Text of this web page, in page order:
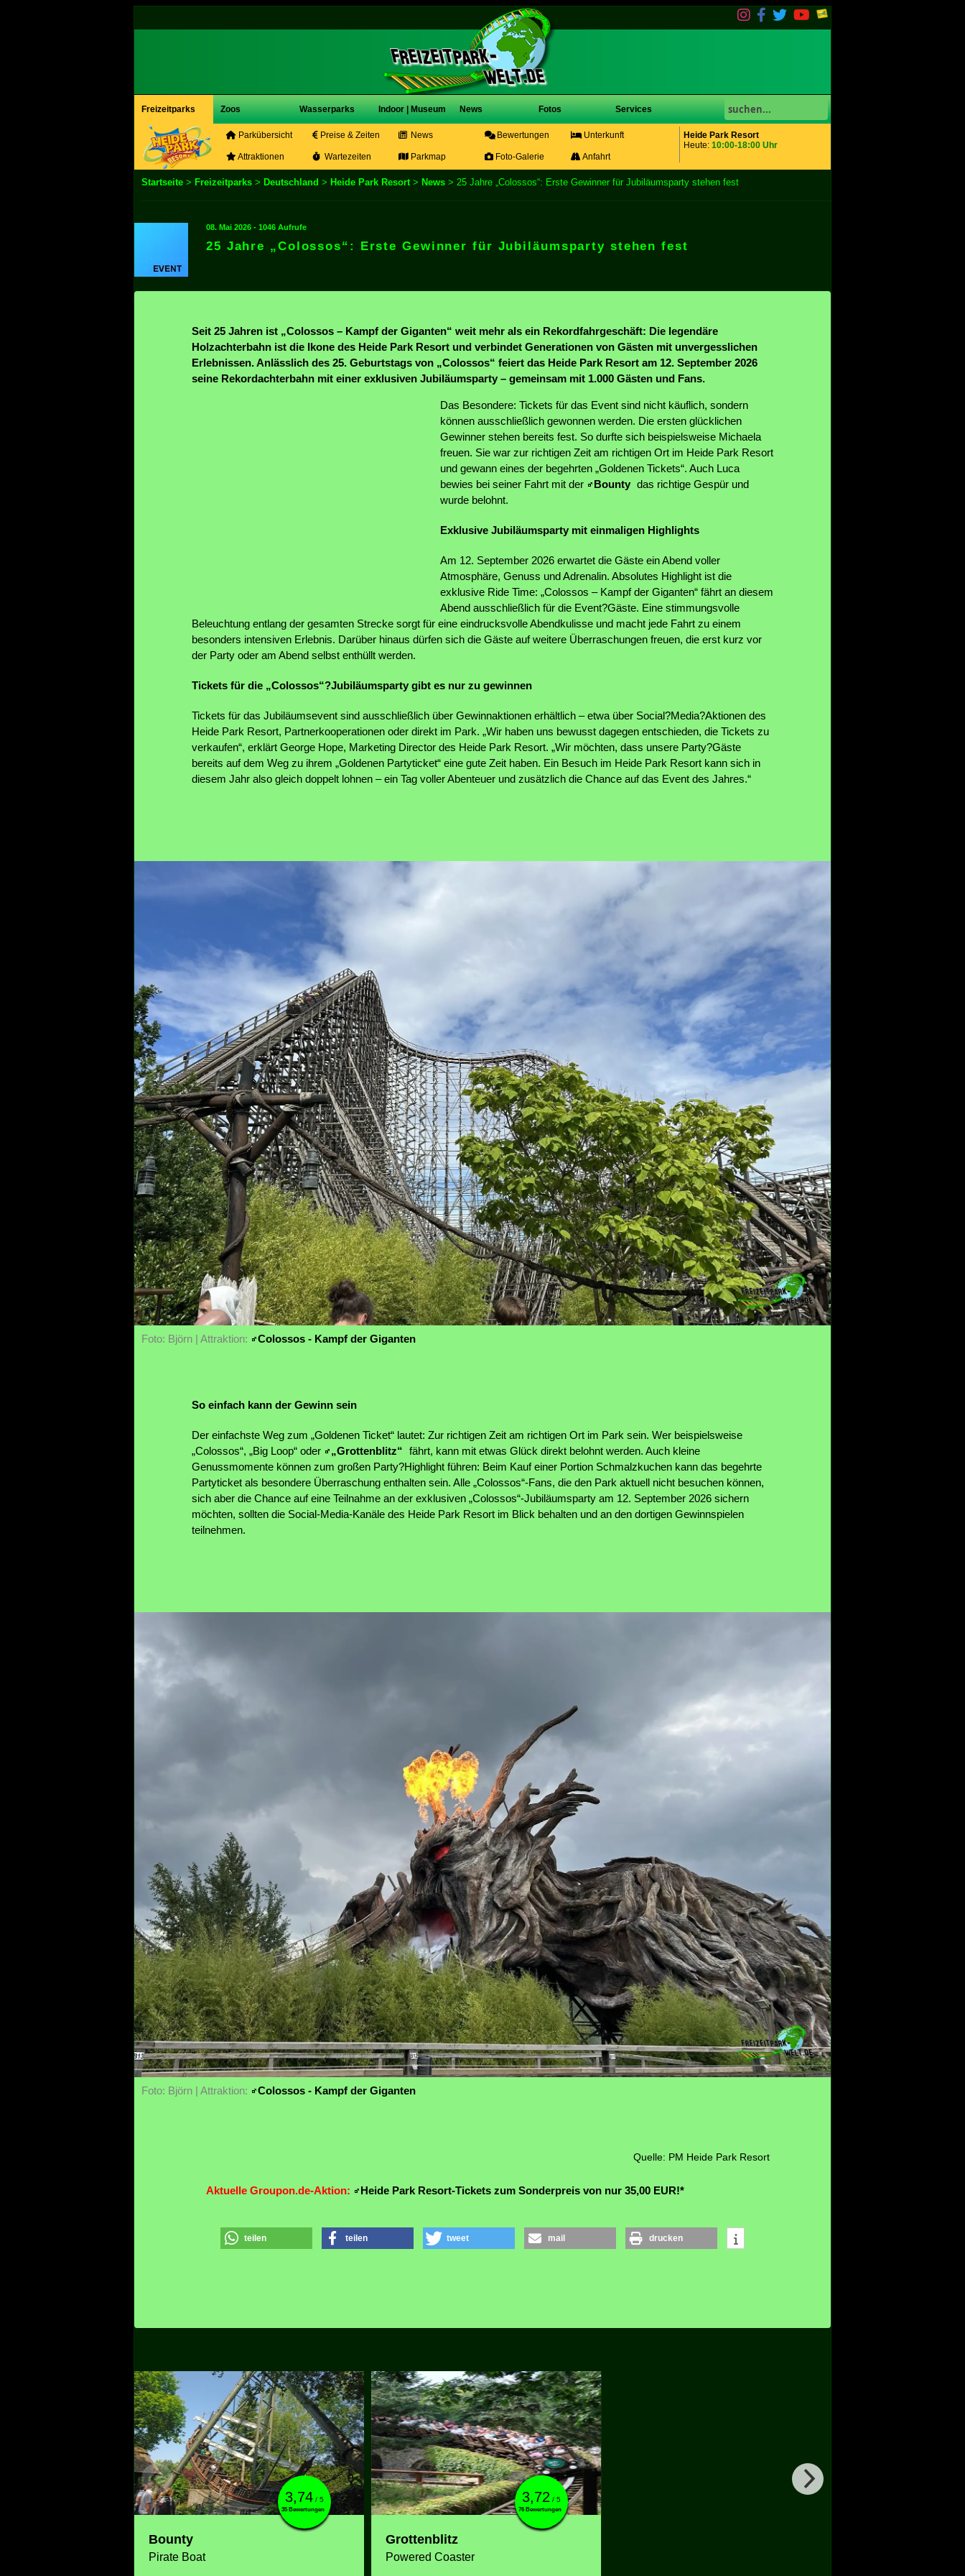
Freizeitparks Zoos Wasserparks Indoor | Museum News Fotos Services
Heide Park Resort
Heute: 10:00-18:00 Uhr
Parkübersicht Preise & Zeiten News Bewertungen Unterkunft
Attraktionen Wartezeiten Parkmap Foto-Galerie Anfahrt
Startseite > Freizeitparks > Deutschland > Heide Park Resort> News > 25 Jahre „Colossos“: Erste Gewinner für Jubiläumsparty stehen fest
08. Mai 2026 - 1046 Aufrufe
25 Jahre „Colossos“: Erste Gewinner für Jubiläumsparty stehen fest
Seit 25 Jahren ist „Colossos – Kampf der Giganten“ weit mehr als ein Rekordfahrgeschäft: Die legendäre
Holzachterbahn ist die Ikone des Heide Park Resort und verbindet Generationen von Gästen mit unvergesslichen
Erlebnissen. Anlässlich des 25. Geburtstags von „Colossos“ feiert das Heide Park Resort am 12. September 2026
seine Rekordachterbahn mit einer exklusiven Jubiläumsparty – gemeinsam mit 1.000 Gästen und Fans.
Das Besondere: Tickets für das Event sind nicht käuflich, sondern
können ausschließlich gewonnen werden. Die ersten glücklichen
Gewinner stehen bereits fest. So durfte sich beispielsweise Michaela
freuen. Sie war zur richtigen Zeit am richtigen Ort im Heide Park Resort
und gewann eines der begehrten „Goldenen Tickets“. Auch Luca
bewies bei seiner Fahrt mit der
Bounty das richtige Gespür und
wurde belohnt.
Exklusive Jubiläumsparty mit einmaligen Highlights
Am 12. September 2026 erwartet die Gäste ein Abend voller
Atmosphäre, Genuss und Adrenalin. Absolutes Highlight ist die
exklusive Ride Time: „Colossos – Kampf der Giganten“ fährt an diesem
Abend ausschließlich für die Event?Gäste. Eine stimmungsvolle
Beleuchtung entlang der gesamten Strecke sorgt für eine eindrucksvolle Abendkulisse und macht jede Fahrt zu einem
besonders intensiven Erlebnis. Darüber hinaus dürfen sich die Gäste auf weitere Überraschungen freuen, die erst kurz vor
der Party oder am Abend selbst enthüllt werden.
Tickets für die „Colossos“?Jubiläumsparty gibt es nur zu gewinnen
Tickets für das Jubiläumsevent sind ausschließlich über Gewinnaktionen erhältlich – etwa über Social?Media?Aktionen des
Heide Park Resort, Partnerkooperationen oder direkt im Park. „Wir haben uns bewusst dagegen entschieden, die Tickets zu
verkaufen“, erklärt George Hope, Marketing Director des Heide Park Resort. „Wir möchten, dass unsere Party?Gäste
bereits auf dem Weg zu ihrem „Goldenen Partyticket“ eine gute Zeit haben. Ein Besuch im Heide Park Resort kann sich in
diesem Jahr also gleich doppelt lohnen – ein Tag voller Abenteuer und zusätzlich die Chance auf das Event des Jahres.“
Foto: Björn | Attraktion: Colossos - Kampf der Giganten
So einfach kann der Gewinn sein
Der einfachste Weg zum „Goldenen Ticket“ lautet: Zur richtigen Zeit am richtigen Ort im Park sein. Wer beispielsweise
„Colossos“, „Big Loop“ oder
„Grottenblitz“ fährt, kann mit etwas Glück direkt belohnt werden. Auch kleine
Genussmomente können zum großen Party?Highlight führen: Beim Kauf einer Portion Schmalzkuchen kann das begehrte
Partyticket als besondere Überraschung enthalten sein. Alle „Colossos“-Fans, die den Park aktuell nicht besuchen können,
sich aber die Chance auf eine Teilnahme an der exklusiven „Colossos“-Jubiläumsparty am 12. September 2026 sichern
möchten, sollten die Social-Media-Kanäle des Heide Park Resort im Blick behalten und an den dortigen Gewinnspielen
teilnehmen.
Foto: Björn | Attraktion: Colossos - Kampf der Giganten
Quelle: PM Heide Park Resort
Aktuelle Groupon.de-Aktion: Heide Park Resort-Tickets zum Sonderpreis von nur 35,00 EUR!*
teilen teilen tweet mail drucken
3,74 / 5
35 Bewertungen
Bounty
Pirate Boat
3,72 / 5
76 Bewertungen
Grottenblitz
Powered Coaster